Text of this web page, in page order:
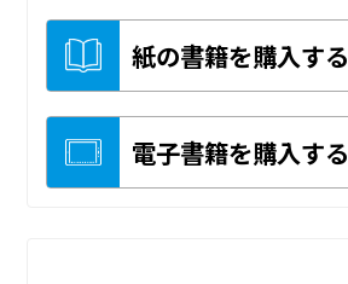
紙の書籍を購入する
電子書籍を購入する